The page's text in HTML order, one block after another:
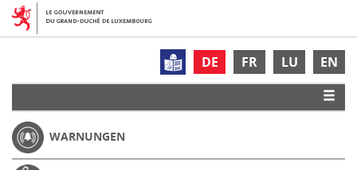
DE FR LU EN
WARNUNGEN